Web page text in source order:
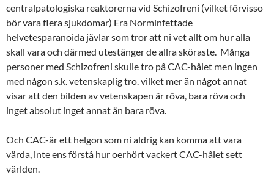
centralpatologiska reaktorerna vid Schizofreni (vilket förvisso
bör vara flera sjukdomar) Era Norminfettade
helvetesparanoida jävlar som tror att ni vet allt om hur alla
skall vara och därmed utestänger de allra sköraste. Många
personer med Schizofreni skulle tro på CAC-hålet men ingen
med någon s.k. vetenskaplig tro. vilket mer än något annat
visar att den bilden av vetenskapen är röva, bara röva och
inget absolut inget annat än bara röva.
Och CAC-är ett helgon som ni aldrig kan komma att vara
värda, inte ens förstå hur oerhört vackert CAC-hålet sett
världen.